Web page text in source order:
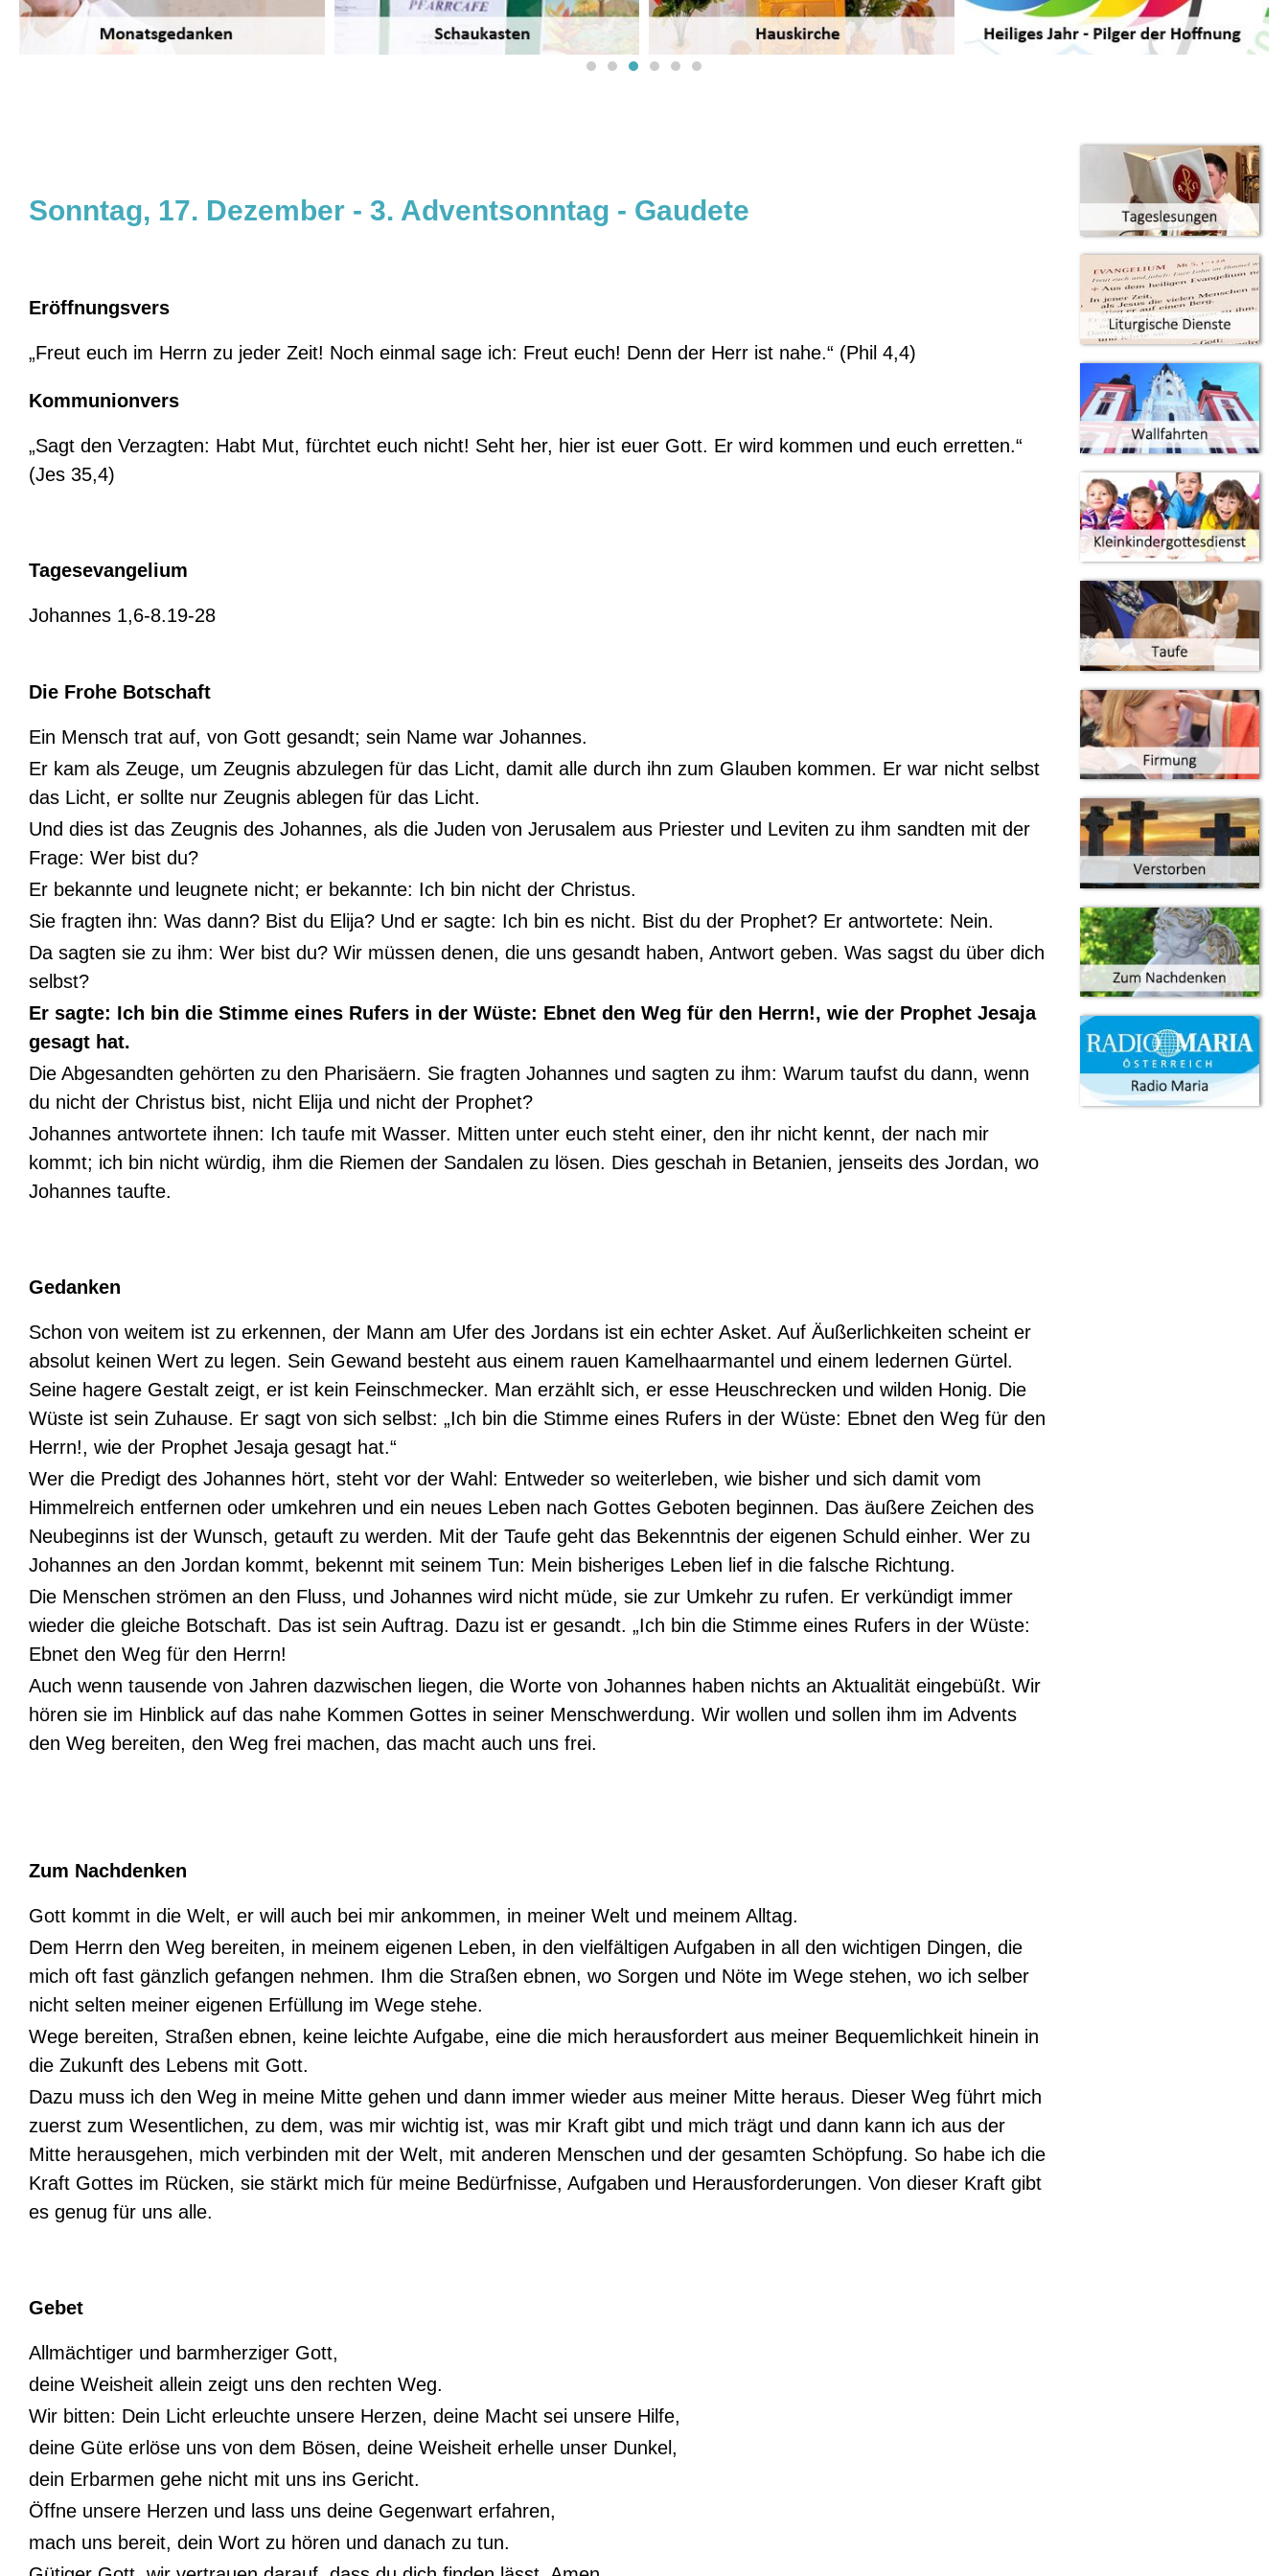
Sonntag, 17. Dezember - 3. Adventsonntag - Gaudete
Eröffnungsvers
„Freut euch im Herrn zu jeder Zeit! Noch einmal sage ich: Freut euch! Denn der Herr ist nahe.“ (Phil 4,4)
Kommunionvers
„Sagt den Verzagten: Habt Mut, fürchtet euch nicht! Seht her, hier ist euer Gott. Er wird kommen und euch erretten.“
(Jes 35,4)
Tagesevangelium
Johannes 1,6-8.19-28
Die Frohe Botschaft
Ein Mensch trat auf, von Gott gesandt; sein Name war Johannes.
Er kam als Zeuge, um Zeugnis abzulegen für das Licht, damit alle durch ihn zum Glauben kommen. Er war nicht selbst
das Licht, er sollte nur Zeugnis ablegen für das Licht.
Und dies ist das Zeugnis des Johannes, als die Juden von Jerusalem aus Priester und Leviten zu ihm sandten mit der
Frage: Wer bist du?
Er bekannte und leugnete nicht; er bekannte: Ich bin nicht der Christus.
Sie fragten ihn: Was dann? Bist du Elija? Und er sagte: Ich bin es nicht. Bist du der Prophet? Er antwortete: Nein.
Da sagten sie zu ihm: Wer bist du? Wir müssen denen, die uns gesandt haben, Antwort geben. Was sagst du über dich
selbst?
Er sagte: Ich bin die Stimme eines Rufers in der Wüste: Ebnet den Weg für den Herrn!, wie der Prophet Jesaja
gesagt hat.
Die Abgesandten gehörten zu den Pharisäern. Sie fragten Johannes und sagten zu ihm: Warum taufst du dann, wenn
du nicht der Christus bist, nicht Elija und nicht der Prophet?
Johannes antwortete ihnen: Ich taufe mit Wasser. Mitten unter euch steht einer, den ihr nicht kennt, der nach mir
kommt; ich bin nicht würdig, ihm die Riemen der Sandalen zu lösen. Dies geschah in Betanien, jenseits des Jordan, wo
Johannes taufte.
Gedanken
Schon von weitem ist zu erkennen, der Mann am Ufer des Jordans ist ein echter Asket. Auf Äußerlichkeiten scheint er
absolut keinen Wert zu legen. Sein Gewand besteht aus einem rauen Kamelhaarmantel und einem ledernen Gürtel.
Seine hagere Gestalt zeigt, er ist kein Feinschmecker. Man erzählt sich, er esse Heuschrecken und wilden Honig. Die
Wüste ist sein Zuhause. Er sagt von sich selbst: „Ich bin die Stimme eines Rufers in der Wüste: Ebnet den Weg für den
Herrn!, wie der Prophet Jesaja gesagt hat.“
Wer die Predigt des Johannes hört, steht vor der Wahl: Entweder so weiterleben, wie bisher und sich damit vom
Himmelreich entfernen oder umkehren und ein neues Leben nach Gottes Geboten beginnen. Das äußere Zeichen des
Neubeginns ist der Wunsch, getauft zu werden. Mit der Taufe geht das Bekenntnis der eigenen Schuld einher. Wer zu
Johannes an den Jordan kommt, bekennt mit seinem Tun: Mein bisheriges Leben lief in die falsche Richtung.
Die Menschen strömen an den Fluss, und Johannes wird nicht müde, sie zur Umkehr zu rufen. Er verkündigt immer
wieder die gleiche Botschaft. Das ist sein Auftrag. Dazu ist er gesandt. „Ich bin die Stimme eines Rufers in der Wüste:
Ebnet den Weg für den Herrn!
Auch wenn tausende von Jahren dazwischen liegen, die Worte von Johannes haben nichts an Aktualität eingebüßt. Wir
hören sie im Hinblick auf das nahe Kommen Gottes in seiner Menschwerdung. Wir wollen und sollen ihm im Advents
den Weg bereiten, den Weg frei machen, das macht auch uns frei.
Zum Nachdenken
Gott kommt in die Welt, er will auch bei mir ankommen, in meiner Welt und meinem Alltag.
Dem Herrn den Weg bereiten, in meinem eigenen Leben, in den vielfältigen Aufgaben in all den wichtigen Dingen, die
mich oft fast gänzlich gefangen nehmen. Ihm die Straßen ebnen, wo Sorgen und Nöte im Wege stehen, wo ich selber
nicht selten meiner eigenen Erfüllung im Wege stehe.
Wege bereiten, Straßen ebnen, keine leichte Aufgabe, eine die mich herausfordert aus meiner Bequemlichkeit hinein in
die Zukunft des Lebens mit Gott.
Dazu muss ich den Weg in meine Mitte gehen und dann immer wieder aus meiner Mitte heraus. Dieser Weg führt mich
zuerst zum Wesentlichen, zu dem, was mir wichtig ist, was mir Kraft gibt und mich trägt und dann kann ich aus der
Mitte herausgehen, mich verbinden mit der Welt, mit anderen Menschen und der gesamten Schöpfung. So habe ich die
Kraft Gottes im Rücken, sie stärkt mich für meine Bedürfnisse, Aufgaben und Herausforderungen. Von dieser Kraft gibt
es genug für uns alle.
Gebet
Allmächtiger und barmherziger Gott,
deine Weisheit allein zeigt uns den rechten Weg.
Wir bitten: Dein Licht erleuchte unsere Herzen, deine Macht sei unsere Hilfe,
deine Güte erlöse uns von dem Bösen, deine Weisheit erhelle unser Dunkel,
dein Erbarmen gehe nicht mit uns ins Gericht.
Öffne unsere Herzen und lass uns deine Gegenwart erfahren,
mach uns bereit, dein Wort zu hören und danach zu tun.